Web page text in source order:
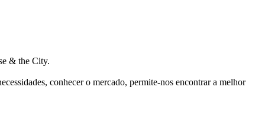
& the City.
conhecer o mercado, permite-nos encontrar a melhor